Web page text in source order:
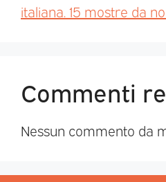
italiana. 15 mostre da
Commenti
Nessun commento da